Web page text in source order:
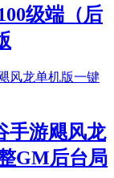
级端（后
手游飓风龙
GM后台局